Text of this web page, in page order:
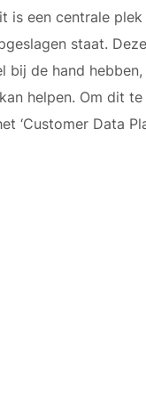
is een centrale
staat.
bij de hand
helpen. Om dit
‘Customer Data